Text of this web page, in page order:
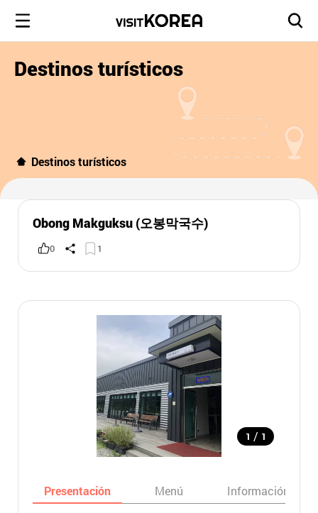
Destinos turísticos
Destinos turísticos
Obong Makguksu (오봉막국수)
0 1
1 / 1
Presentación Menú Información